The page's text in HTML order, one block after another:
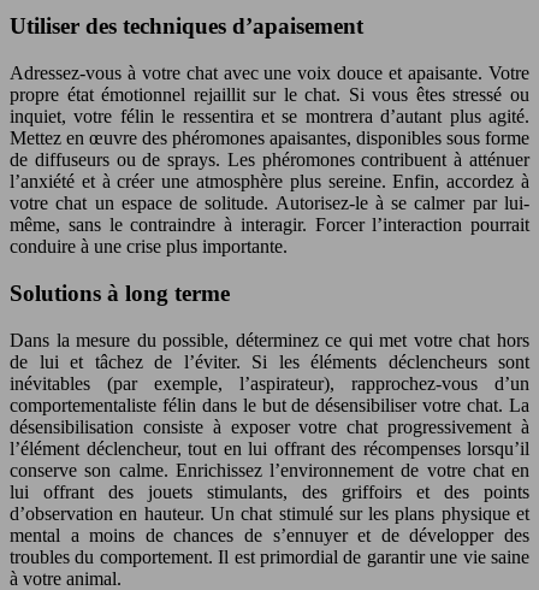
Utiliser des techniques d’apaisement
Adressez-vous à votre chat avec une voix douce et apaisante. Votre
propre état émotionnel rejaillit sur le chat. Si vous êtes stressé ou
inquiet, votre félin le ressentira et se montrera d’autant plus agité.
Mettez en œuvre des phéromones apaisantes, disponibles sous forme
de diffuseurs ou de sprays. Les phéromones contribuent à atténuer
l’anxiété et à créer une atmosphère plus sereine. Enfin, accordez à
votre chat un espace de solitude. Autorisez-le à se calmer par lui-
même, sans le contraindre à interagir. Forcer l’interaction pourrait
conduire à une crise plus importante.
Solutions à long terme
Dans la mesure du possible, déterminez ce qui met votre chat hors
de lui et tâchez de l’éviter. Si les éléments déclencheurs sont
inévitables (par exemple, l’aspirateur), rapprochez-vous d’un
comportementaliste félin dans le but de désensibiliser votre chat. La
désensibilisation consiste à exposer votre chat progressivement à
l’élément déclencheur, tout en lui offrant des récompenses lorsqu’il
conserve son calme. Enrichissez l’environnement de votre chat en
lui offrant des jouets stimulants, des griffoirs et des points
d’observation en hauteur. Un chat stimulé sur les plans physique et
mental a moins de chances de s’ennuyer et de développer des
troubles du comportement. Il est primordial de garantir une vie saine
à votre animal.